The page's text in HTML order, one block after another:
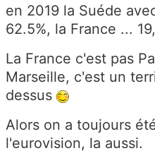
en 2019 la Suéde
62.5%, la France ...
La France c'est pas
Marseille, c'est un
dessus
Alors on a toujours
l'eurovision, la aussi.